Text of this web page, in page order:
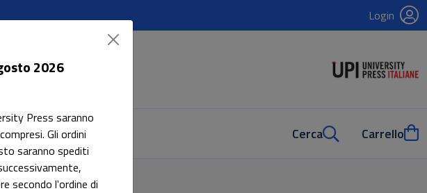
Login
noi Cerca Carrello
2026
Press saranno
Gli ordini
saranno spediti
secondo l'ordine di